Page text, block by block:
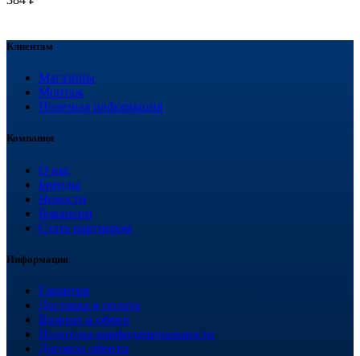
Клиентам
Магазины
Монтаж
Полезная информация
Компания
О нас
Бренды
Новости
Вакансии
Стать партнером
Информация
Гарантия
Доставка и оплата
Возврат и обмен
Политика конфиденциальности
Договор оферты